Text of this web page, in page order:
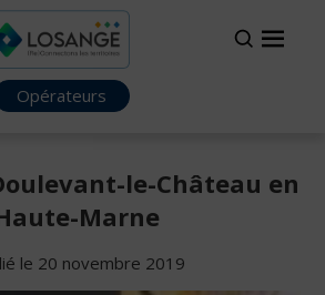
Opérateurs
le-Château en
Marne
le 20 novembre 2019